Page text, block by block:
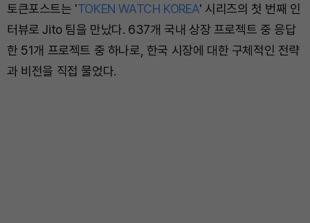
토큰포스트는 'TOKEN WATCH KOREA' 시리즈의 첫 번째 인
터뷰로 Jito 팀을 만났다. 637개 국내 상장 프로젝트 중 응답
한 51개 프로젝트 중 하나로, 한국 시장에 대한 구체적인 전략
과 비전을 직접 물었다.